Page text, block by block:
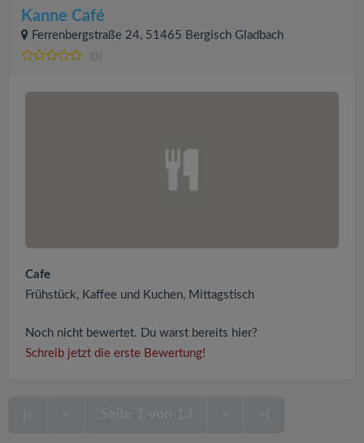
Kanne Café
Ferrenbergstraße 24, 51465 Bergisch Gladbach
(0)
Cafe
Frühstück, Kaffee und Kuchen, Mittagstisch
Noch nicht bewertet. Du warst bereits hier?
Schreib jetzt die erste Bewertung!